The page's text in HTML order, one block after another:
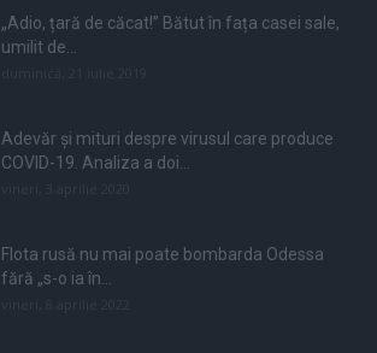
„Adio, țară de căcat!” Bătut în fața casei sale,
umilit de...
Adevăr și mituri despre virusul care produce
COVID-19. Analiza a doi...
Flota rusă nu mai poate bombarda Odessa
fără „s-o ia în...